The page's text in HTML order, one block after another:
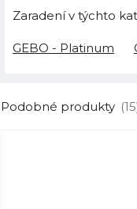
Zaradení v týchto
GEBO - Platinum
Podobné produkty